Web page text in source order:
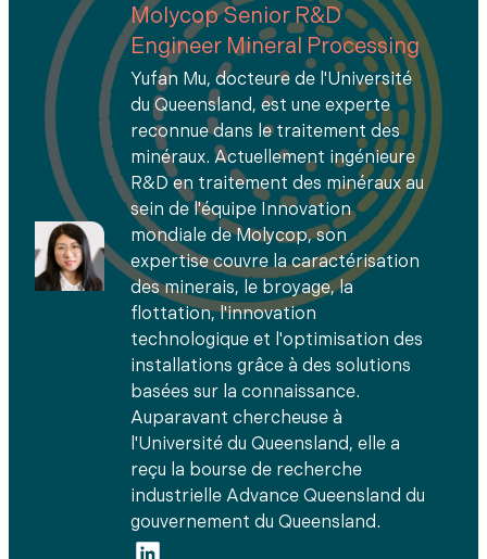
Molycop Senior R&D
Engineer Mineral Processing
Yufan Mu, docteure de l'Université
du Queensland, est une experte
reconnue dans le traitement des
minéraux. Actuellement ingénieure
R&D en traitement des minéraux au
sein de l'équipe Innovation
mondiale de Molycop, son
expertise couvre la caractérisation
des minerais, le broyage, la
flottation, l'innovation
technologique et l'optimisation des
installations grâce à des solutions
basées sur la connaissance.
Auparavant chercheuse à
l'Université du Queensland, elle a
reçu la bourse de recherche
industrielle Advance Queensland du
gouvernement du Queensland.